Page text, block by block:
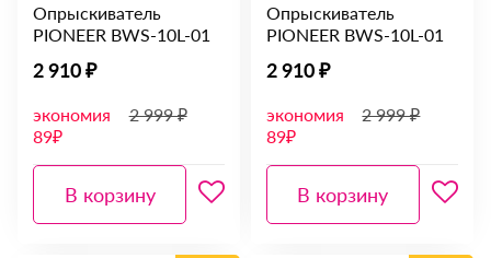
Опрыскиватель
PIONEER BWS-10L-01
2 910 ₽
экономия
89₽
2 999 ₽
В корзину
Опрыскиватель
PIONEER BWS-10L-01
2 910 ₽
экономия
89₽
2 999 ₽
В корзину